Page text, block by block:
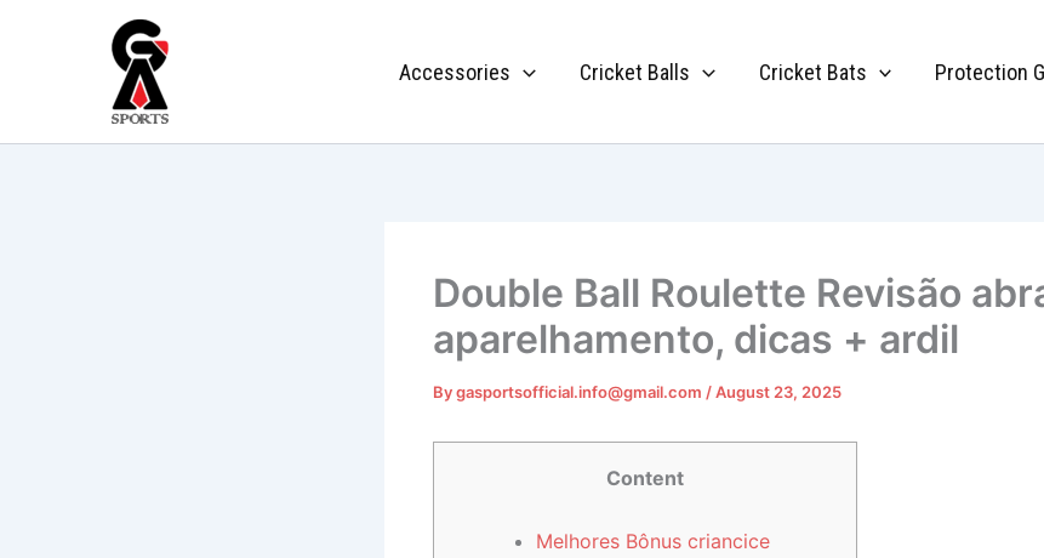
Accessories Cricket Balls Cricket Bats Protection
Double Ball Roulette Revisão
aparelhamento, dicas + ardil
Bygasportsofficial.info@gmail.com /August 23, 2025
Content
Melhores Bônus criancice